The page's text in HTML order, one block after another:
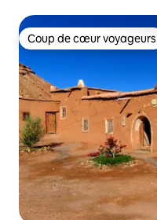
Coup de cœur voyageurs
Coup de cœur voyageurs